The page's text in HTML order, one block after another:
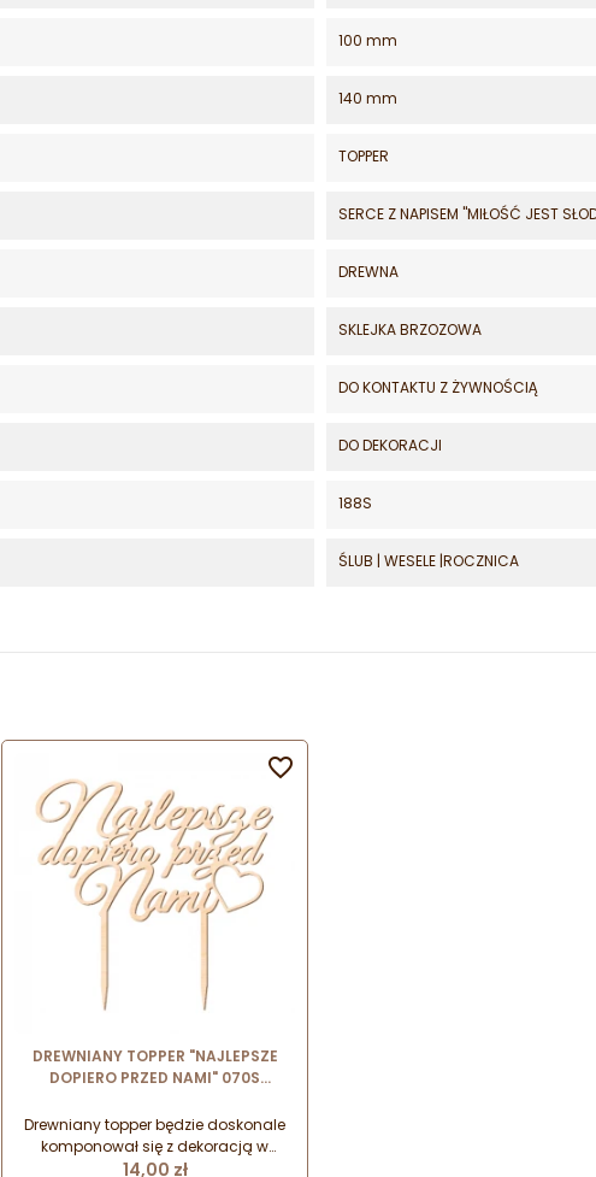
100 mm
140 mm
TOPPER
SERCE Z NAPISEM "MIŁOŚĆ JEST
DREWNA
SKLEJKA BRZOZOWA
DO KONTAKTU Z ŻYWNOŚCIĄ
DO DEKORACJI
188S
ŚLUB | WESELE |ROCZNICA
DREWNIANY TOPPER "NAJLEPSZE
DOPIERO PRZED NAMI" 070S
sklejki brzozowej
Drewniany topper będzie doskonale
komponował się z dekoracją w
każdym kolorze, idealnie sprawdzi
Cena
14,00 zł
